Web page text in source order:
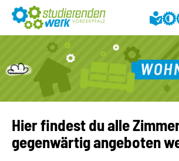
Hier findest du alle
gegenwärtig angeboten